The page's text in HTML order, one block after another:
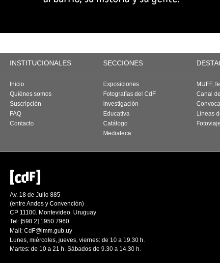
INSTITUCIONALES SECCIONES
Inicio
Quiénes somos
Suscripción
FAQ
Contacto
Exposiciones
Fotografías del CdF
Investigación
Educativa
Catálogo
Mediateca
MUFF,
Canal
Líneas
Av. 18 de Julio 885
(entre Andes y Convención)
CP 11100. Montevideo. Uruguay
Tel: [598 2] 1950 7960
Mail: CdF@imm.gub.uy
Lunes, miércoles, jueves, viernes: de 10 a 19.30 h.
Martes: de 10 a 21 h. Sábados de 9.30 a 14.30 h.